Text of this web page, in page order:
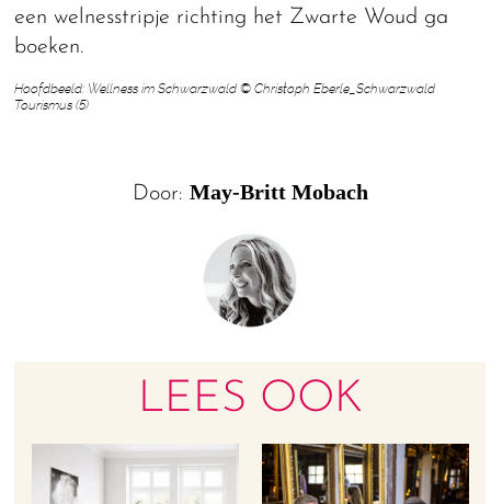
een welnesstripje richting het Zwarte Woud ga
boeken.
Hoofdbeeld: Wellness im Schwarzwald © Christoph Eberle_Schwarzwald
Tourismus (5)
Door: May-Britt Mobach
LEES OOK